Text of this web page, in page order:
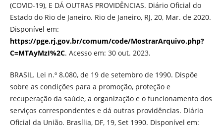
(COVID-19), E DÁ OUTRAS PROVIDÊNCIAS. Diário Oficial do
Estado do Rio de Janeiro. Rio de Janeiro, RJ, 20, Mar. de 2020.
Disponível em:
https://pge.rj.gov.br/comum/code/MostrarArquivo.php?
C=MTAyMzI%2C. Acesso em: 30 out. 2023.
BRASIL. Lei n.º 8.080, de 19 de setembro de 1990. Dispõe
sobre as condições para a promoção, proteção e
recuperação da saúde, a organização e o funcionamento dos
serviços correspondentes e dá outras providências. Diário
Oficial da União. Brasília, DF, 19, Set 1990. Disponível em: